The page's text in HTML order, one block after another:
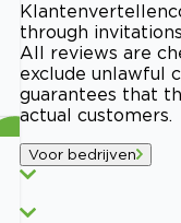
Klantenvertellen
through
All reviews are
exclude unlawful
guarantees that
actual customers.
Voor bedrijven